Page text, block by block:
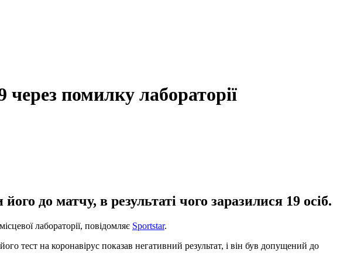
помилку лабораторії
до матчу, в результаті чого заразилися 19 осіб.
лабораторії, повідомляє Sportstar.
тест на коронавірус показав негативний результат, і він був допущений до